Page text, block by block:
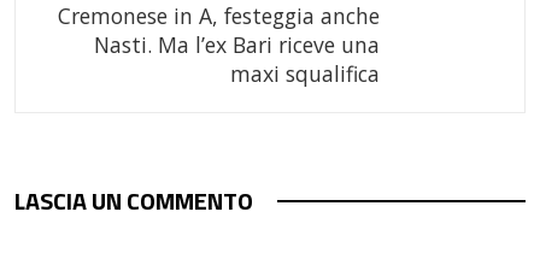
Cremonese in A, festeggia anche
Nasti. Ma l’ex Bari riceve una
maxi squalifica
LASCIA UN COMMENTO